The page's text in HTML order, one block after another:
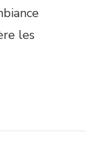
les